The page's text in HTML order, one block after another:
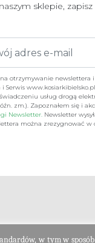
sklepie,
otrzymywanie newslettera
i Serwis
usług drogą
zm.). Zapoznałem się i
Newsletter. Newsletter
można zrezygnować
w tym w